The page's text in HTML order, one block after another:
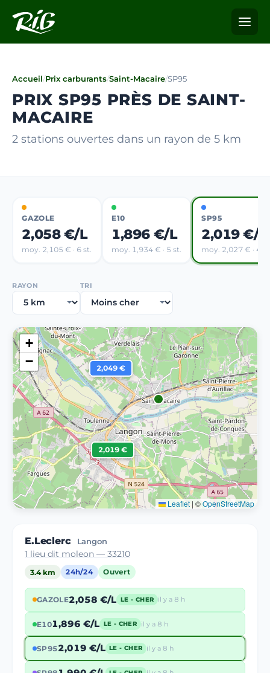
Accueil/Prix carburants/Saint-Macaire/SP95
PRIX SP95 PRÈS DE SAINT-
MACAIRE
2 stations ouvertes dans un rayon de 5 km
GAZOLE
2,058 €/L
moy. 2,105 € · 6 st.
E10
1,896 €/L
moy. 1,934 € · 5 st.
SP95
2,019 €/L
moy. 2,027 € · 4
RAYON TRI
2,019 €
2,049 €
+
−
Leaflet | ©OpenStreetMap
E.Leclerc Langon
1 lieu dit moleon — 33210
3.4 km 24h/24 Ouvert
GAZOLE2,058 €/L LE - CHER il y a 8 h
E101,896 €/L LE - CHER il y a 8 h
SP952,019 €/L LE - CHER il y a 8 h